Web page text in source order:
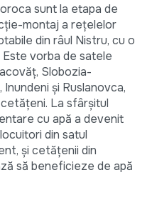
sunt la etapa de
montaj a rețelelor
din râul Nistru, cu o
vorba de satele
Slobozia-
și Ruslanovca,
La sfârșitul
cu apă a devenit
din satul
și cetățenii din
să beneficieze de apă